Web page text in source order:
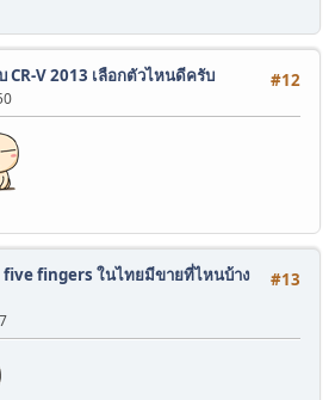
#12
CR-V 2013 เลือกตัวไหนดีครับ
#13
five fingers ในไทยมีขายที่ไหนบ้าง